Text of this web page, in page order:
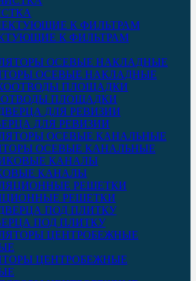
К ФИЛЬТРАМ
ОСЕВЫЕ НАКЛАДНЫЕ
ПЛОЩАДКИ
ДЛЯ РЕВИЗИИ
ОСЕВЫЕ КАНАЛЬНЫЕ
КАНАЛЫ
РЕШЕТКИ
ПОД ПЛИТКУ
ЦЕНТРОБЕЖНЫЕ